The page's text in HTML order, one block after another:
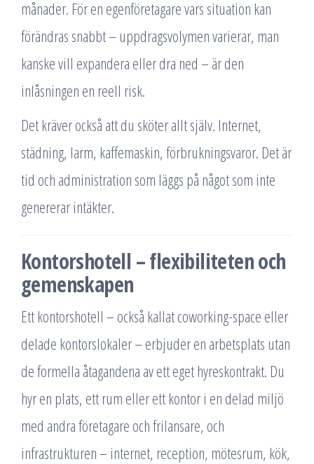
månader. För en egenföretagare vars situation kan
förändras snabbt – uppdragsvolymen varierar, man
kanske vill expandera eller dra ned – är den
inlåsningen en reell risk.
Det kräver också att du sköter allt själv. Internet,
städning, larm, kaffemaskin, förbrukningsvaror. Det är
tid och administration som läggs på något som inte
genererar intäkter.
Kontorshotell – flexibiliteten och
gemenskapen
Ett kontorshotell – också kallat coworking-space eller
delade kontorslokaler – erbjuder en arbetsplats utan
de formella åtagandena av ett eget hyreskontrakt. Du
hyr en plats, ett rum eller ett kontor i en delad miljö
med andra företagare och frilansare, och
infrastrukturen – internet, reception, mötesrum, kök,